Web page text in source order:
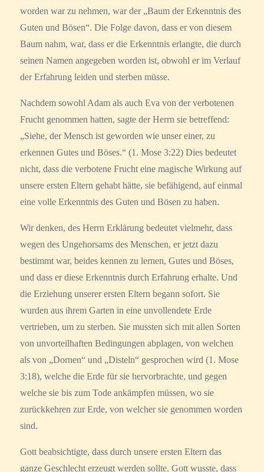
worden war zu nehmen, war der „Baum der Erkenntnis des
Guten und Bösen“. Die Folge davon, dass er von diesem
Baum nahm, war, dass er die Erkenntnis erlangte, die durch
seinen Namen angegeben worden ist, obwohl er im Verlauf
der Erfahrung leiden und sterben müsse.
Nachdem sowohl Adam als auch Eva von der verbotenen
Frucht genommen hatten, sagte der Herrn sie betreffend:
„Siehe, der Mensch ist geworden wie unser einer, zu
erkennen Gutes und Böses.“ (1. Mose 3:22) Dies bedeutet
nicht, dass die verbotene Frucht eine magische Wirkung auf
unsere ersten Eltern gehabt hätte, sie befähigend, auf einmal
eine volle Erkenntnis des Guten und Bösen zu haben.
Wir denken, des Herrn Erklärung bedeutet vielmehr, dass
wegen des Ungehorsams des Menschen, er jetzt dazu
bestimmt war, beides kennen zu lernen, Gutes und Böses,
und dass er diese Erkenntnis durch Erfahrung erhalte. Und
die Erziehung unserer ersten Eltern begann sofort. Sie
wurden aus ihrem Garten in eine unvollendete Erde
vertrieben, um zu sterben. Sie mussten sich mit allen Sorten
von unvorteilhaften Bedingungen abplagen, von welchen
als von „Dornen“ und „Disteln“ gesprochen wird (1. Mose
3:18), welche die Erde für sie hervorbrachte, und gegen
welche sie bis zum Tode ankämpfen müssen, wo sie
zurückkehren zur Erde, von welcher sie genommen worden
sind.
Gott beabsichtigte, dass durch unsere ersten Eltern das
ganze Geschlecht erzeugt werden sollte. Gott wusste, dass